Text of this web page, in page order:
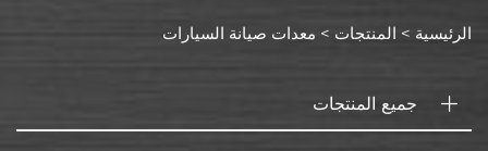
الرئيسية > المنتجات > معدات صيانة السيارات
جميع المنتجات